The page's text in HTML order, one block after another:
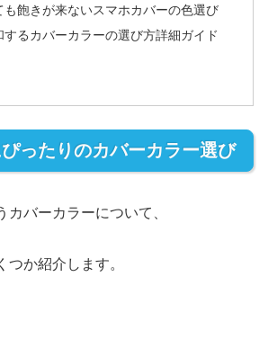
も飽きが来ないスマホカバーの色選び
るカバーカラーの選び方詳細ガイド
ったりのカバーカラー選び
カバーカラーについて、
つか紹介します。